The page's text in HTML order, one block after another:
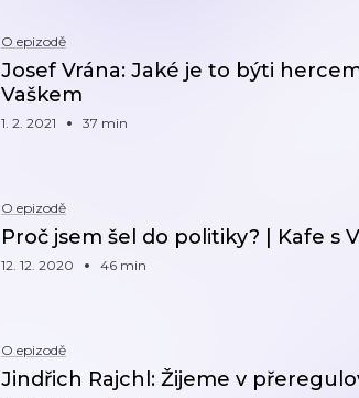
O epizodě
Josef Vrána: Jaké je to býti
Vaškem
1. 2. 2021 37 min
O epizodě
Proč jsem šel do politiky? | Kafe s
12. 12. 2020 46 min
O epizodě
Jindřich Rajchl: Žijeme v